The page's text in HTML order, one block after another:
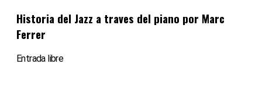
Historia del Jazz a traves del piano por Marc
Ferrer
Entrada libre